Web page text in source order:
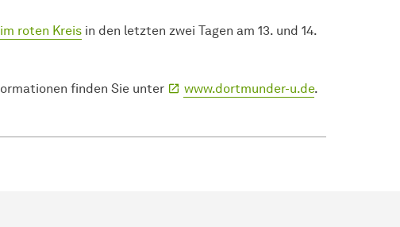
roten Kreis in den letzten zwei Tagen am 13. und 14.
finden Sie unter www.dortmunder-u.de.